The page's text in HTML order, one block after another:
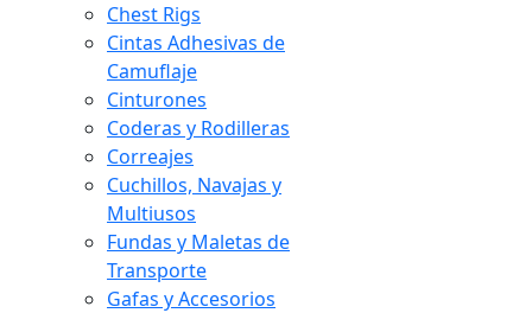
Chest Rigs
Cintas Adhesivas de
Camuflaje
Cinturones
Coderas y Rodilleras
Correajes
Cuchillos, Navajas y
Multiusos
Fundas y Maletas de
Transporte
Gafas y Accesorios